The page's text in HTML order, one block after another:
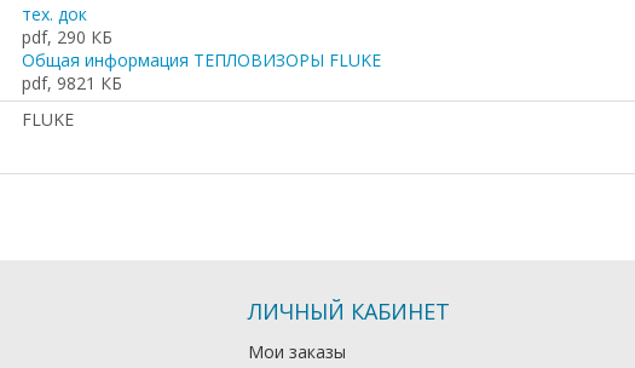
тех. док
pdf, 290 КБ
Общая информация ТЕПЛОВИЗОРЫ FLUKE
pdf, 9821 КБ
FLUKE
ЛИЧНЫЙ КАБИНЕТ
Мои заказы